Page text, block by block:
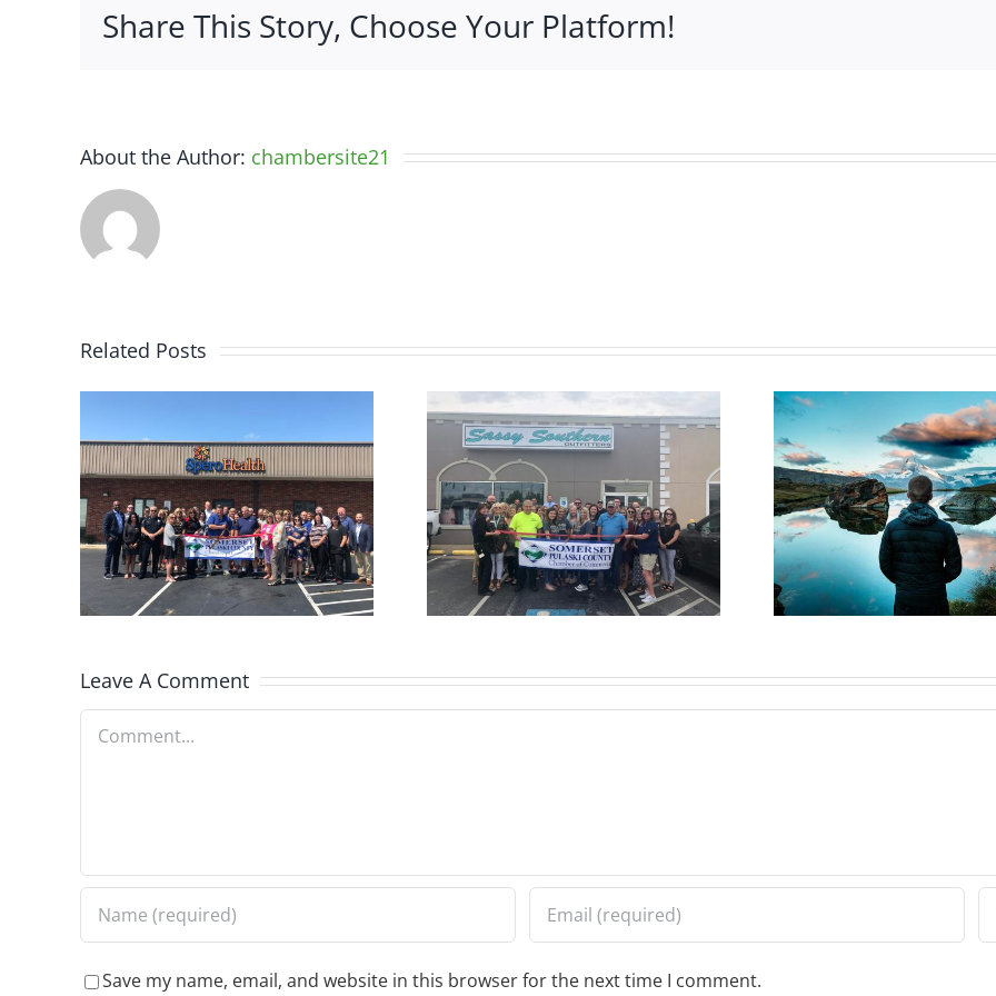
Share This Story, Choose Your Platform!
About the Author: chambersite21
Related Posts
Sassy Southern
Outfitter-2040 S
Hwy 27 Ste. A
Cras suscipit
ante erat
eleifend
Leave A Comment
Comment
Save my name, email, and website in this browser for the next time I comment.